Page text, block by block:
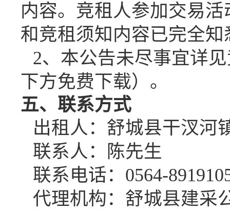
内容。竞租人参加交易
和竞租须知内容已完全
2、本公告未尽事宜详
下方免费下载）。
五、 联系方式
出租人：舒城县干汊河
联系人：
陈先生
联系电话： 0564-8
代理机构：舒城县建采